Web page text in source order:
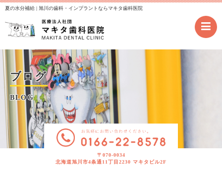
夏の水分補給 | 旭川の歯科・インプラントならマキタ歯科医院
ブログ
BLOG
〒070-0034
北海道旭川市4条通11丁目2230 マキタビル2F